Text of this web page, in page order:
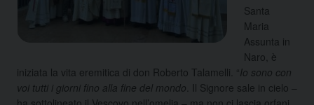
Santa
Maria
Assunta in
Naro, è
iniziata la vita eremitica di don Roberto Talamelli. “Io sono con
voi tutti i giorni fino alla fine del mondo . Il Signore sale in cielo –